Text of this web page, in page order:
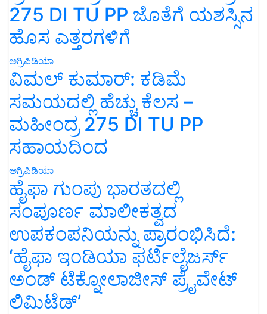
275 DI TU PP ಜೊತೆಗೆ ಯಶಸ್ಸಿನ
ಹೊಸ ಎತ್ತರಗಳಿಗೆ
ಅಗ್ರಿಪಿಡಿಯಾ
ವಿಮಲ್ ಕುಮಾರ್: ಕಡಿಮೆ
ಸಮಯದಲ್ಲಿ ಹೆಚ್ಚು ಕೆಲಸ –
ಮಹೀಂದ್ರ 275 DI TU PP
ಸಹಾಯದಿಂದ
ಅಗ್ರಿಪಿಡಿಯಾ
ಹೈಫಾ ಗುಂಪು ಭಾರತದಲ್ಲಿ
ಸಂಪೂರ್ಣ ಮಾಲೀಕತ್ವದ
ಉಪಕಂಪನಿಯನ್ನು ಪ್ರಾರಂಭಿಸಿದೆ:
‘ಹೈಫಾ ಇಂಡಿಯಾ ಫರ್ಟಿಲೈಜರ್ಸ್
ಅಂಡ್ ಟೆಕ್ನೋಲಾಜೀಸ್ ಪ್ರೈವೇಟ್
ಲಿಮಿಟೆಡ್’